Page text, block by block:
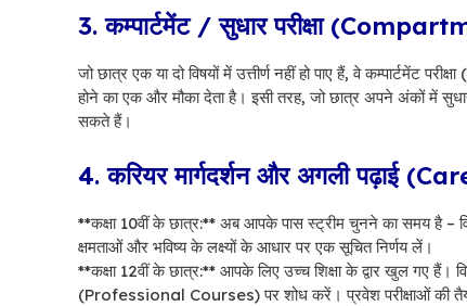
3. कम्पार्टमेंट / सुधार परीक्षा
जो छात्र एक या दो विषयों में उत्तीर्ण नहीं हो पाए हैं, वे कम्पार्टमेंट
होने का एक और मौका देता है। इसी तरह, जो छात्र अपने अंकों में
सकते हैं।
4. करियर मार्गदर्शन और अगली पढ़ाई
**कक्षा 10वीं के छात्र:** अब आपके पास स्ट्रीम चुनने का समय है
क्षमताओं और भविष्य के लक्ष्यों के आधार पर एक सूचित निर्णय लें।
**कक्षा 12वीं के छात्र:** आपके लिए उच्च शिक्षा के द्वार खुल गए
(Professional Courses) पर शोध करें। प्रवेश परीक्षाओं की